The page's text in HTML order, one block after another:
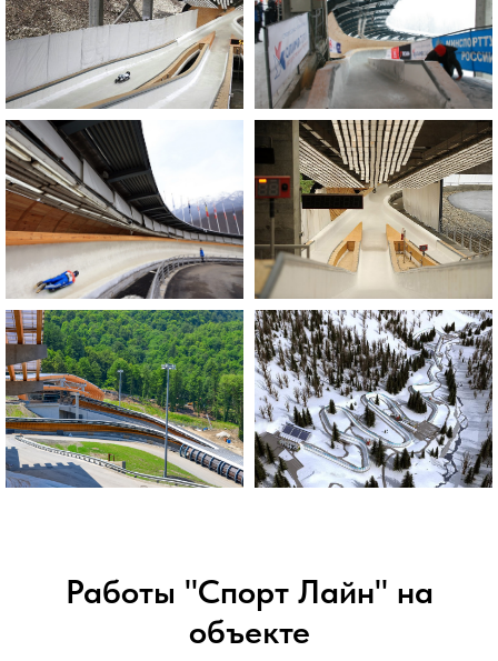
Работы "Спорт Лайн" на
объекте